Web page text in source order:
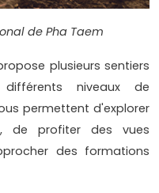
de Pha Taem
plusieurs sentiers
niveaux de
permettent d'explorer
de profiter des vues
des formations